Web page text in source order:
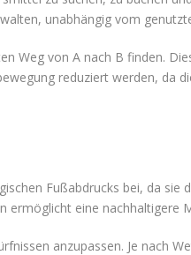
unabhängig vom
Weg von A nach B finden.
reduziert werden, da
Fußabdrucks bei, da
eine nachhaltigere
anzupassen. Je nach